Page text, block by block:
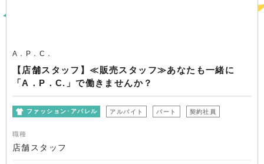
A．P．C．
【店舗スタッフ】≪販売スタッフ≫あなたも一緒に
「A．P．C.」で働きませんか？
ファッション･アパレル アルバイト パート 契約社員
職種
店舗スタッフ